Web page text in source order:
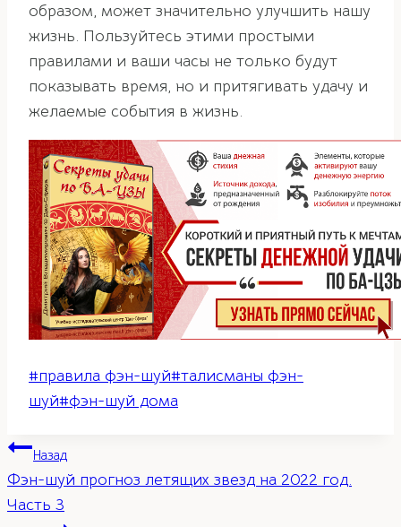
образом, может значительно улучшить нашу
жизнь. Пользуйтесь этими простыми
правилами и ваши часы не только будут
показывать время, но и притягивать удачу и
желаемые события в жизнь.
Метки
записи:
#правила фэн-шуй#талисманы фэн-
шуй#фэн-шуй дома
Навигация
по
Назад
Фэн-шуй прогноз летящих звезд на 2022 год.
Часть 3